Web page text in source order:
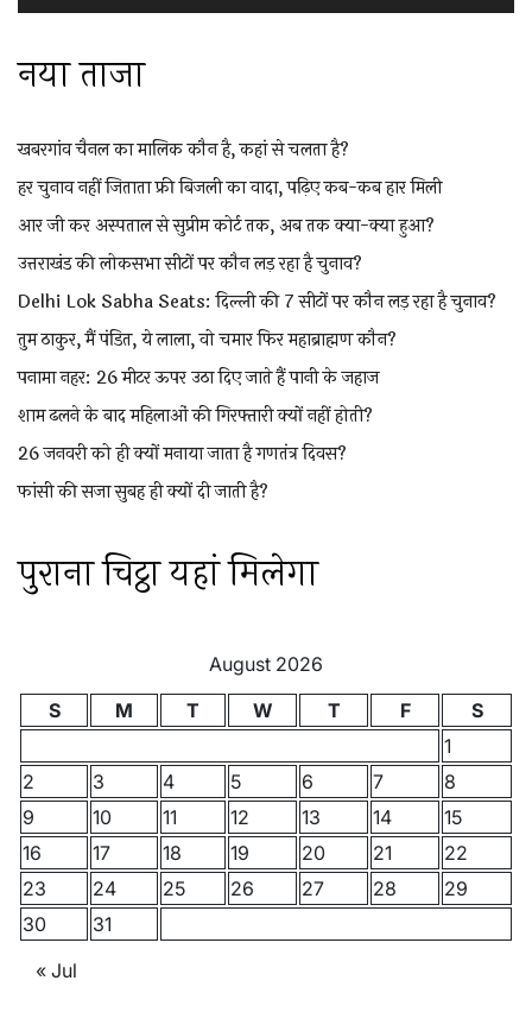
नया ताजा
खबरगांव चैनल का मालिक कौन है, कहां से चलता है?
हर चुनाव नहीं जिताता फ्री बिजली का वादा, पढ़िए कब-कब हार मिली
आर जी कर अस्पताल से सुप्रीम कोर्ट तक, अब तक क्या-क्या हुआ?
उत्तराखंड की लोकसभा सीटों पर कौन लड़ रहा है चुनाव?
Delhi Lok Sabha Seats: दिल्ली की 7 सीटों पर कौन लड़ रहा है चुनाव?
तुम ठाकुर, मैं पंडित, ये लाला, वो चमार फिर महाब्राह्मण कौन?
पनामा नहर: 26 मीटर ऊपर उठा दिए जाते हैं पानी के जहाज
शाम ढलने के बाद महिलाओं की गिरफ्तारी क्यों नहीं होती?
26 जनवरी को ही क्यों मनाया जाता है गणतंत्र दिवस?
फांसी की सजा सुबह ही क्यों दी जाती है?
पुराना चिट्ठा यहां मिलेगा
August 2026
S
M T W T F
S
1
2
3 4 5 6 7
8
9
10 11 12 13 14
15
16
17 18 19 20 21
22
23
24 25 26 27 28
29
30
31
« Jul